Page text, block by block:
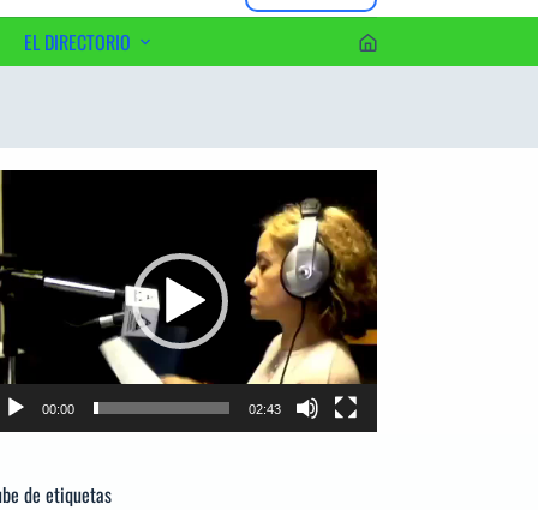
EL DIRECTORIO
00:00 02:43
de etiquetas